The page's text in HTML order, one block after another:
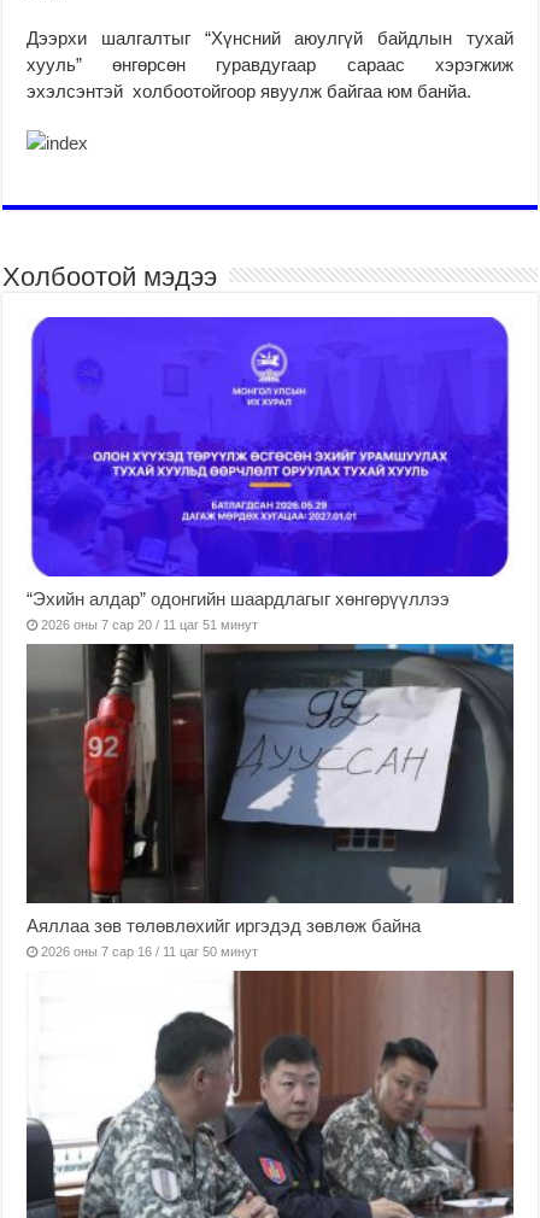
Дээрхи шалгалтыг “Хүнсний аюулгүй байдлын тухай
хууль” өнгөрсөн гуравдугаар сараас хэрэгжиж
эхэлсэнтэй холбоотойгоор явуулж байгаа юм банйа.
Холбоотой мэдээ
“Эхийн алдар” одонгийн шаардлагыг хөнгөрүүллээ
2026 оны 7 сар 20 / 11 цаг 51 минут
Аяллаа зөв төлөвлөхийг иргэдэд зөвлөж байна
2026 оны 7 сар 16 / 11 цаг 50 минут